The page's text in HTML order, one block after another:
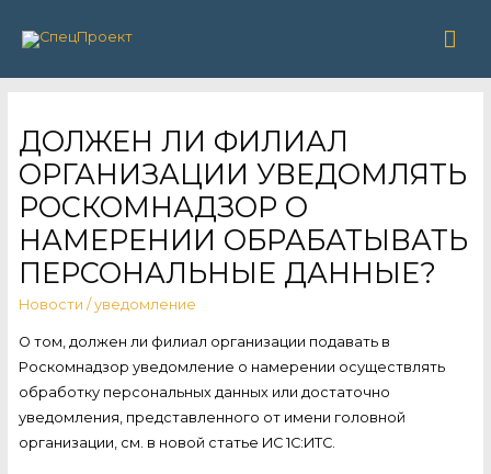
ДОЛЖЕН ЛИ ФИЛИАЛ
ОРГАНИЗАЦИИ УВЕДОМЛЯТЬ
РОСКОМНАДЗОР О
НАМЕРЕНИИ ОБРАБАТЫВАТЬ
ПЕРСОНАЛЬНЫЕ ДАННЫЕ?
Новости / уведомление
О том, должен ли филиал организации подавать в
Роскомнадзор уведомление о намерении осуществлять
обработку персональных данных или достаточно
уведомления, представленного от имени головной
организации, см. в новой статье ИС 1С:ИТС.